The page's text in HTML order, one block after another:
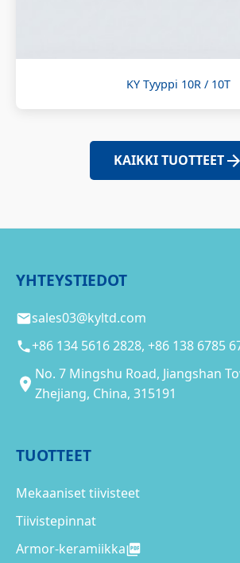
KY Tyyppi 10R / 10T
KAIKKI TUOTTEET
YHTEYSTIEDOT
sales03@kyltd.com
+86 134 5616 2828, +86 138 6785
No. 7 Mingshu Road, Jiangshan
Zhejiang, China, 315191
TUOTTEET
Mekaaniset tiivisteet
Tiivistepinnat
Armor-keramiikka